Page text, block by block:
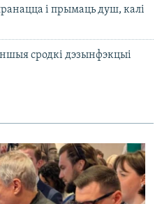
і прымаць душ, калі
сродкі дэзынфэкцыі